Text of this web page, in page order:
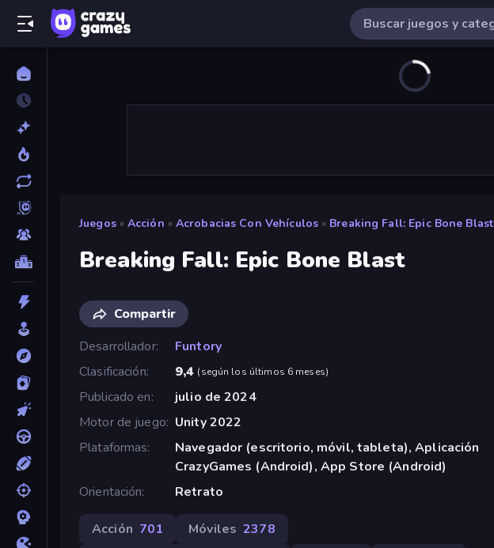
Juegos » Acción » Acrobacias Con Vehículos » Breaking Fall: Epic Bone Blast
Breaking Fall: Epic Bone Blast
Compartir
Desarrollador
Funtory
Clasificación
9,4 (según los últimos 6 meses)
Publicado en
julio de 2024
Motor de juego Unity 2022
Plataformas
Navegador (escritorio, móvil, tableta), Aplicación
CrazyGames (Android), App Store (Android)
Orientación
Retrato
Acción 701 Móviles 2378